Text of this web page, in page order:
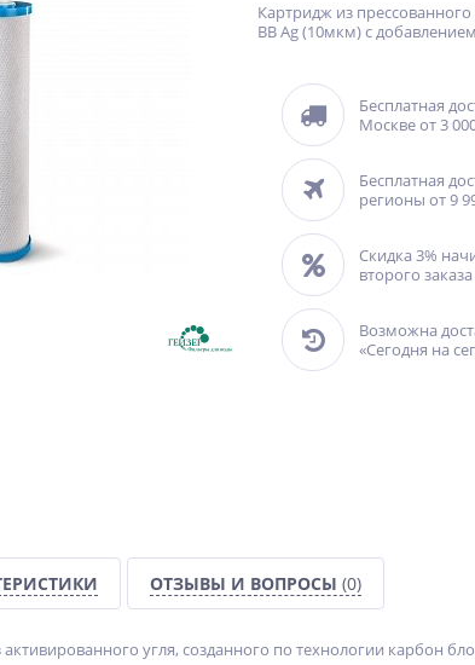
Картридж из прессованного
BB Ag (10мкм) с
Бесплатная
Москве от 3
Бесплатная
регионы от 9
Скидка 3%
второго заказа
Возможна
«Сегодня на
ОТЗЫВЫ И ВОПРОСЫ (0)
угля, созданного по технологии карбон